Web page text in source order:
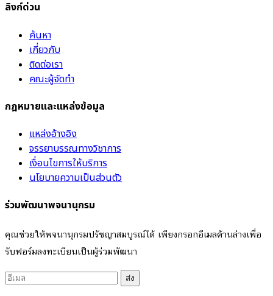
ลิงก์ด่วน
ค้นหา
เกี่ยวกับ
ติดต่อเรา
คณะผู้จัดทำ
กฎหมายและแหล่งข้อมูล
แหล่งอ้างอิง
จรรยาบรรณทางวิชาการ
เงื่อนไขการให้บริการ
นโยบายความเป็นส่วนตัว
ร่วมพัฒนาพจนานุกรม
คุณช่วยให้พจนานุกรมปรัชญาสมบูรณ์ได้ เพียงกรอกอีเมลด้านล่างเพื่อ
รับฟอร์มลงทะเบียนเป็นผู้ร่วมพัฒนา
ส่ง